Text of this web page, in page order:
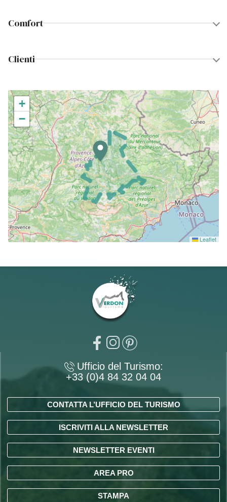
Comfort
Clienti
+
−
Leaflet
Ufficio del Turismo:
+33 (0)4 84 32 04 04
CONTATTA L’UFFICIO DEL TURISMO
ISCRIVITI ALLA NEWSLETTER
NEWSLETTER EVENTI
AREA PRO
STAMPA